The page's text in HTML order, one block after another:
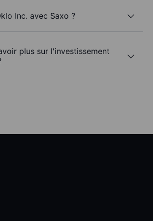
Inc. avec Saxo ?
plus sur l'investissement